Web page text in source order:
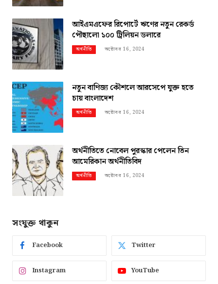
আইএমএফের রিপোর্টে ঋণের নতুন রেকর্ড
পৌছালো ১০০ ট্রিলিয়ন ডলারে
অর্থনীতি অক্টোবর 16, 2024
নতুন বাণিজ্য কৌশলে আরসেপে যুক্ত হতে
চায় বাংলাদেশ
অর্থনীতি অক্টোবর 16, 2024
অর্থনীতিতে নোবেল পুরস্কার পেলেন তিন
আমেরিকান অর্থনীতিবিদ
অর্থনীতি অক্টোবর 16, 2024
সংযুক্ত থাকুন
Facebook Twitter
Instagram YouTube